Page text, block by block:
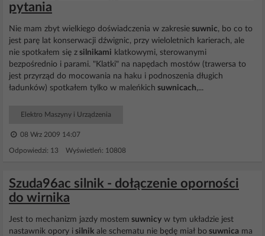
pytania
Nie mam zbyt wielkiego doświadczenia w zakresie suwnic, bo co to
jest parę lat konserwacji dźwignic, przy wieloletnich karierach, ale
nie spotkałem się z silnikami klatkowymi, sterowanymi
bezpośrednio i parami. "Klatki" na napędach mostów (trawersa to
jest przyrząd do mocowania na haku i podnoszenia długich
ładunków) spotkałem tylko w maleńkich suwnicach,...
Elektro Maszyny i Urządzenia
08 Wrz 2009 14:07
Odpowiedzi: 13 Wyświetleń: 10808
Szuda96ac silnik - dołączenie oporności
do wirnika
Jest to mechanizm jazdy mostem suwnicy w tym układzie jest
nastawnik opory i silnik ale schematu nie będę miał bo suwnica ma